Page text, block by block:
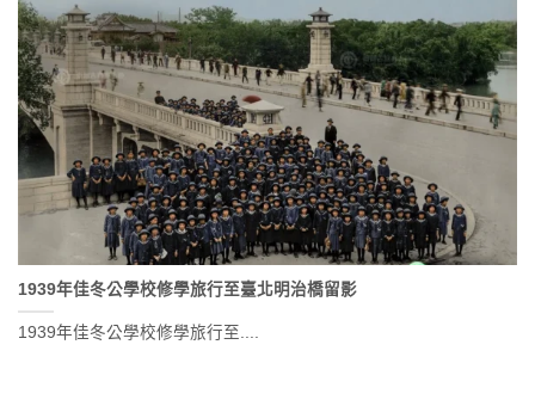
1939年佳冬公學校修學旅行至臺北明治橋留影
1939年佳冬公學校修學旅行至....